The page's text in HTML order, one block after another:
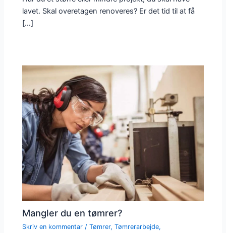
lavet. Skal overetagen renoveres? Er det tid til at få
[…]
Mangler du en tømrer?
Skriv en kommentar /Tømrer,Tømrerarbejde,